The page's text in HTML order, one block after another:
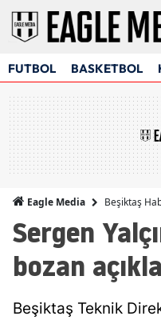
FUTBOL BASKETBOL
Eagle Media Beşiktaş
Sergen
bozan
Beşiktaş Teknik